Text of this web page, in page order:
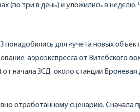
(по три в день) и уложились в
понадобились для «учета новых
аэроэкспресса от Витебского
начала ЗСД около станции
отработанному сценарию. Сначала